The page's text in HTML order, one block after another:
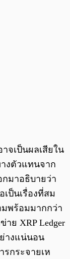
จเป็นผลเสียใน
างตัวแทนจาก
กมาอธิบายว่า
เป็นเรื่องที่สม
มพร้อมมากกว่า
ย XRP Ledger
างแน่นอน
รกระจายเห